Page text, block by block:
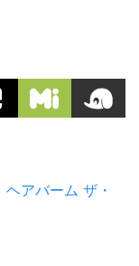
ヘアバーム ザ・